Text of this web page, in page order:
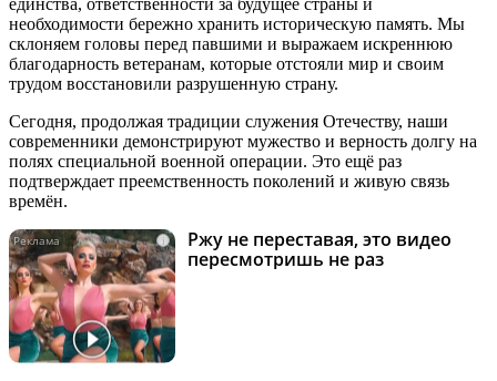
необходимости бережно хранить историческую память. Мы
склоняем головы перед павшими и выражаем искреннюю
благодарность ветеранам, которые отстояли мир и своим
трудом восстановили разрушенную страну.
Сегодня, продолжая традиции служения Отечеству, наши
современники демонстрируют мужество и верность долгу на
полях специальной военной операции. Это ещё раз
подтверждает преемственность поколений и живую связь
времён.
i
Ржу не переставая, это видео
пересмотришь не раз